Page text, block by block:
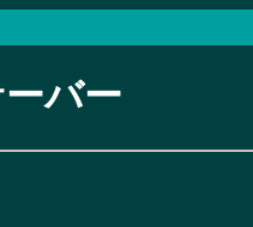
バー